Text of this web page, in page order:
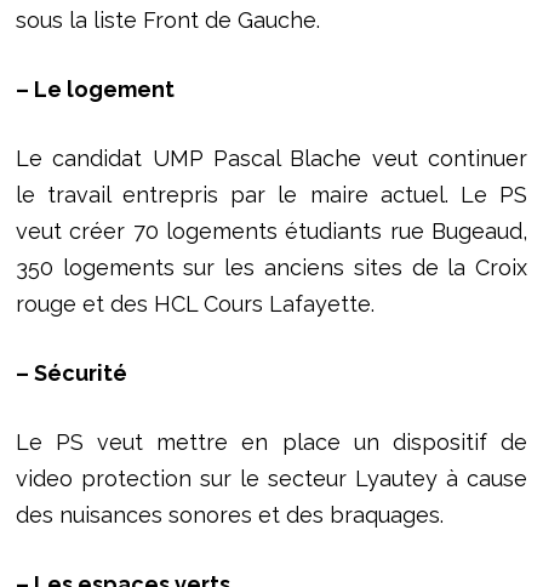
sous la liste Front de Gauche.
– Le logement
Le candidat UMP Pascal Blache veut continuer
le travail entrepris par le maire actuel. Le PS
veut créer 70 logements étudiants rue Bugeaud,
350 logements sur les anciens sites de la Croix
rouge et des HCL Cours Lafayette.
– Sécurité
Le PS veut mettre en place un dispositif de
video protection sur le secteur Lyautey à cause
des nuisances sonores et des braquages.